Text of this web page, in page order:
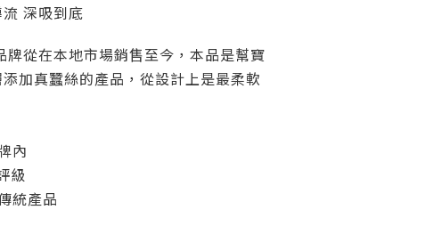
深吸到底
從在本地市場銷售至今，本品是幫寶
加真蠶絲的產品，從設計上是最柔軟
內
級
統產品